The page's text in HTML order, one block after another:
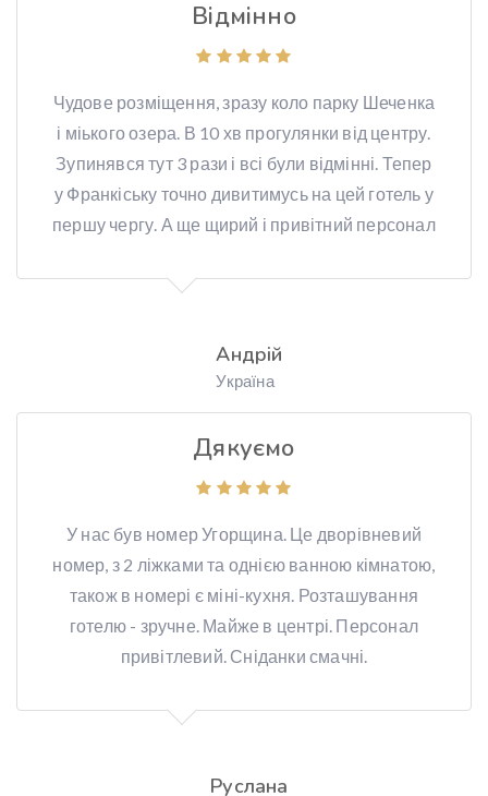
Відмінно
Чудове розміщення, зразу коло парку Шеченка
і міького озера. В 10 хв прогулянки від центру.
Зупинявся тут 3 рази і всі були відмінні. Тепер
у Франкіську точно дивитимусь на цей готель у
першу чергу. А ще щирий і привітний персонал
Андрій
Україна
Дякуємо
У нас був номер Угорщина. Це дворівневий
номер, з 2 ліжками та однією ванною кімнатою,
також в номері є міні-кухня. Розташування
готелю - зручне. Майже в центрі. Персонал
привітлевий. Сніданки смачні.
Руслана